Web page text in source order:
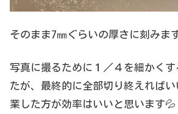
そのまま7㎜ぐらいの厚さに刻みます
写真に撮るために１／４を細かく
たが、最終的に全部切り終えれば
業した方が効率はいいと思います💦